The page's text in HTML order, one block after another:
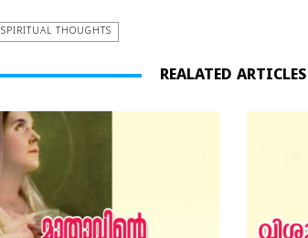
SPIRITUAL THOUGHTS
REALATED ARTICLES